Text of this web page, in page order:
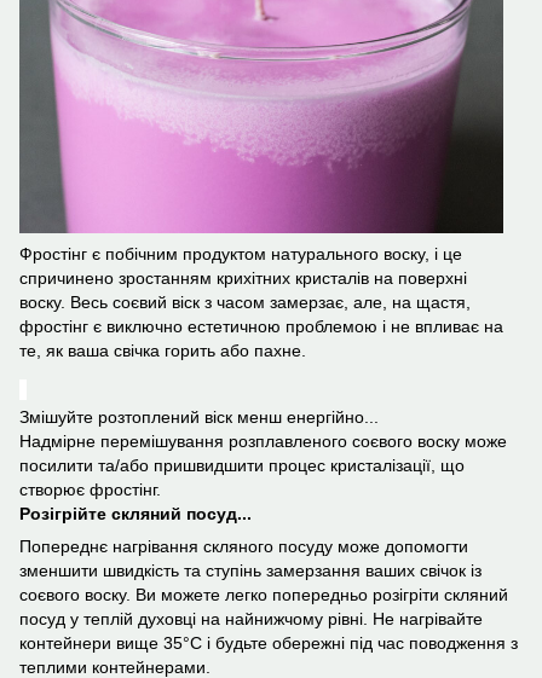
Фростінг є побічним продуктом натурального воску, і це
спричинено зростанням крихітних кристалів на поверхні
воску. Весь соєвий віск з часом замерзає, але, на щастя,
фростінг є виключно естетичною проблемою і не впливає на
те, як ваша свічка горить або пахне.
Змішуйте розтоплений віск менш енергійно...
Надмірне перемішування розплавленого соєвого воску може
посилити та/або пришвидшити процес кристалізації, що
створює фростінг.
Розігрійте скляний посуд...
Попереднє нагрівання скляного посуду може допомогти
зменшити швидкість та ступінь замерзання ваших свічок із
соєвого воску. Ви можете легко попередньо розігріти скляний
посуд у теплій духовці на найнижчому рівні. Не нагрівайте
контейнери вище 35°С і будьте обережні під час поводження з
теплими контейнерами.